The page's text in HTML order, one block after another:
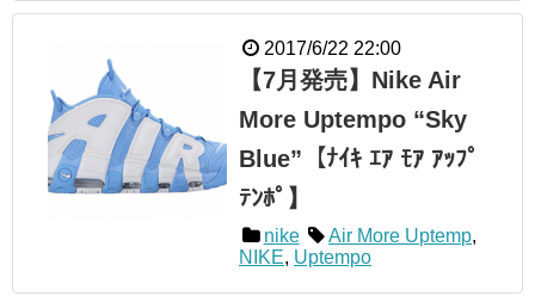
2017/6/22 22:00
【7月発売】Nike Air
More Uptempo “Sky
Blue”【ﾅｲｷ ｴｱ ﾓｱ ｱｯﾌﾟ
ﾃﾝﾎﾟ】
nike Air More Uptemp,
NIKE, Uptempo